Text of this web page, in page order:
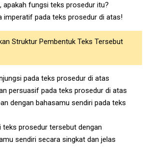
apakah fungsi teks prosedur itu?
imperatif pada teks prosedur di atas!
Struktur Pembentuk Teks Tersebut
pada teks prosedur di atas
persuasif pada teks prosedur di atas
dengan bahasamu sendiri pada teks
teks prosedur tersebut dengan
sendiri secara singkat dan jelas